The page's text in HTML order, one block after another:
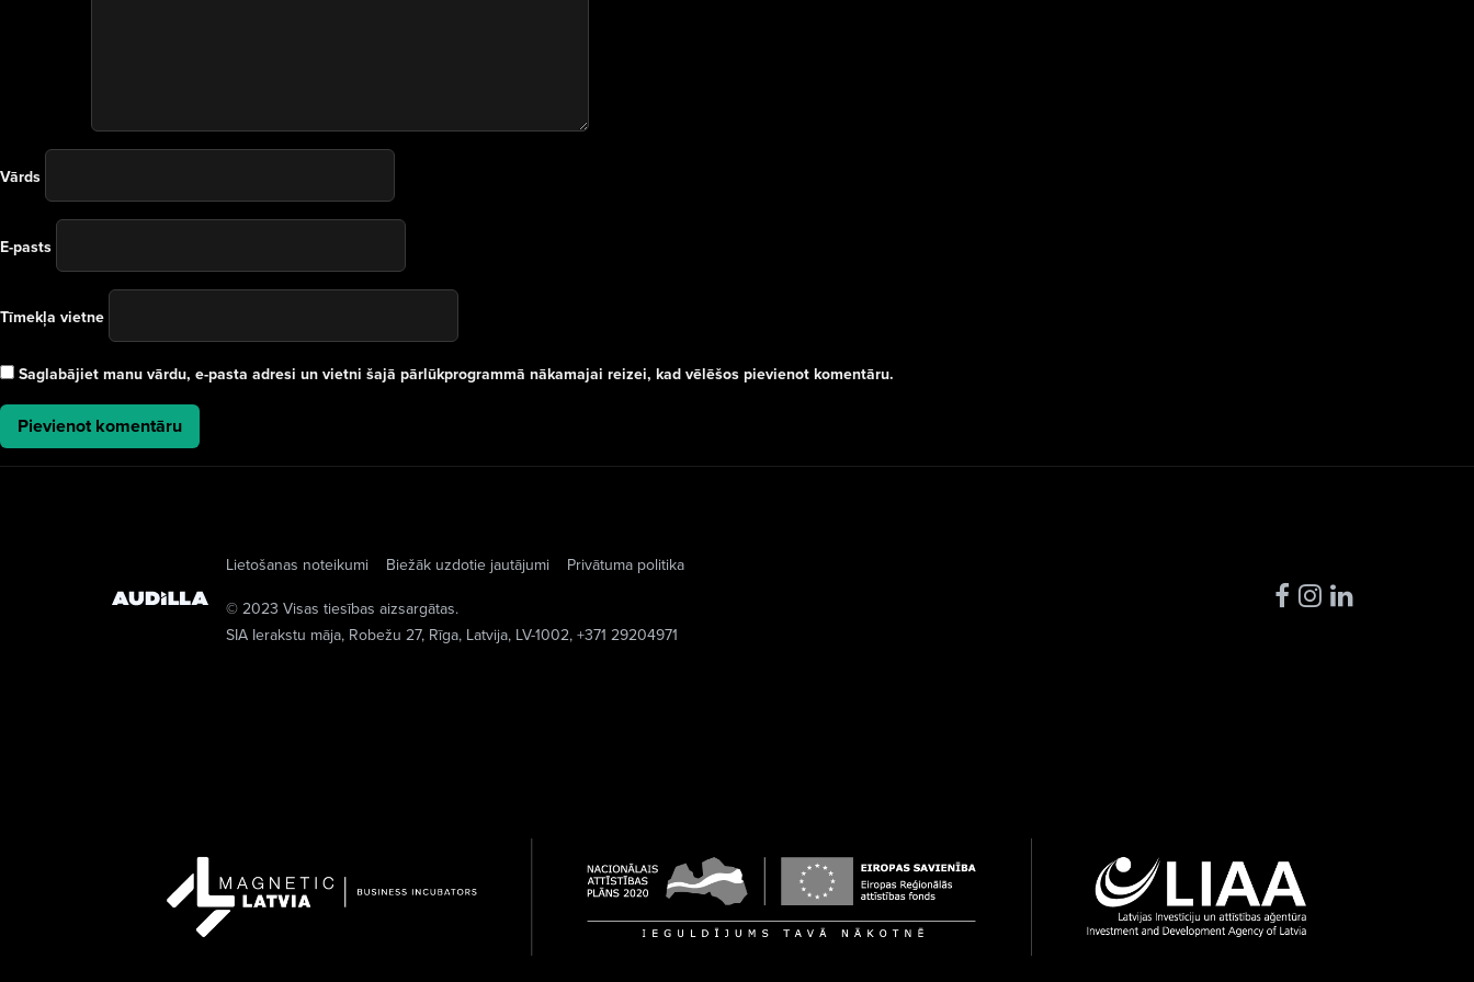
Vārds
E-pasts
Tīmekļa vietne
Saglabājiet manu vārdu, e-pasta adresi un vietni šajā pārlūkprogrammā nākamajai reizei, kad vēlēšos pievienot komentāru.
Lietošanas noteikumi Biežāk uzdotie jautājumi
Privātuma politika
© 2023 Visas tiesības aizsargātas.
SIA Ierakstu māja, Robežu 27, Rīga, Latvija, LV-1002, +371 29204971